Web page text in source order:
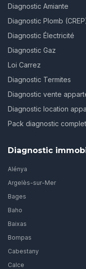
Diagnostic Amiante
Diagnostic Plomb
Diagnostic Électricité
Diagnostic Gaz
Loi Carrez
Diagnostic Termites
Diagnostic vente
Diagnostic location
Pack diagnostic complet
Diagnostic
Alénya
Argelès-sur-Mer
Bages
Baho
Baixas
Bompas
Cabestany
Calce